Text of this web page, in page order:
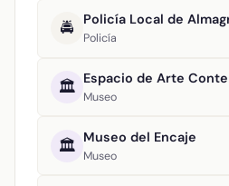
🚔 Policía Local de
Policía
🏛️ Espacio de Arte
Museo
🏛️ Museo del Encaje
Museo